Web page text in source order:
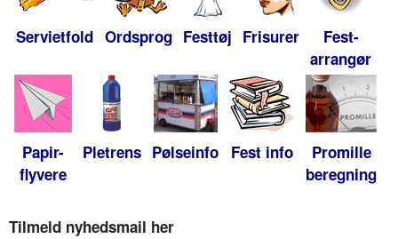
Servietfold Ordsprog Festtøj Frisurer
Fest-
arrangør
Papir-
flyvere
Pletrens Pølseinfo Fest info
Promille
beregning
Tilmeld nyhedsmail her